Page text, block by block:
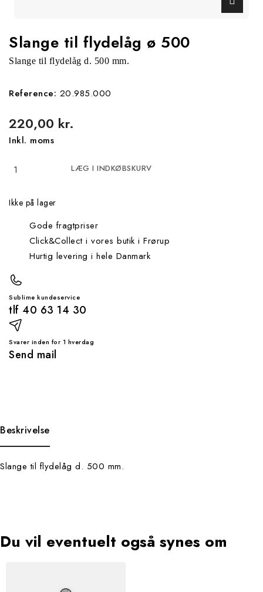
Slange til flydelåg ø 500
Slange til flydelåg d. 500 mm.
Reference: 20.985.000
220,00 kr.
Inkl. moms
LÆG I INDKØBSKURV
Ikke på lager
Gode fragtpriser
Click&Collect i vores butik i Frørup
Hurtig levering i hele Danmark
Sublime kundeservice
tlf 40 63 14 30
Svarer inden for 1 hverdag
Send mail
Beskrivelse
Slange til flydelåg d. 500 mm.
du vil eventuelt også synes om